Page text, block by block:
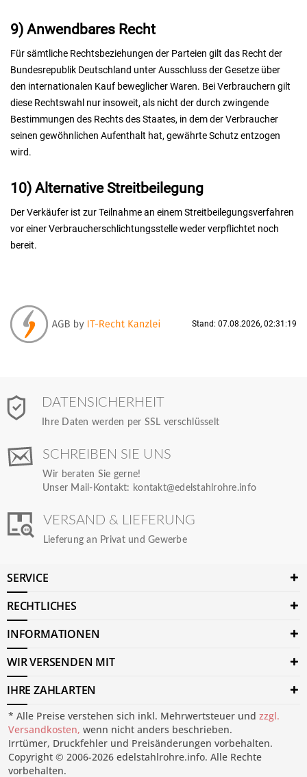
9) Anwendbares Recht
Für sämtliche Rechtsbeziehungen der Parteien gilt das Recht der
Bundesrepublik Deutschland unter Ausschluss der Gesetze über
den internationalen Kauf beweglicher Waren. Bei Verbrauchern gilt
diese Rechtswahl nur insoweit, als nicht der durch zwingende
Bestimmungen des Rechts des Staates, in dem der Verbraucher
seinen gewöhnlichen Aufenthalt hat, gewährte Schutz entzogen
wird.
10) Alternative Streitbeilegung
Der Verkäufer ist zur Teilnahme an einem Streitbeilegungsverfahren
vor einer Verbraucherschlichtungsstelle weder verpflichtet noch
bereit.
Stand: 07.08.2026, 02:31:19
DATENSICHERHEIT
Ihre Daten werden per SSL verschlüsselt
SCHREIBEN SIE UNS
Wir beraten Sie gerne!
Unser Mail-Kontakt: kontakt@edelstahlrohre.info
VERSAND & LIEFERUNG
Lieferung an Privat und Gewerbe
SERVICE
RECHTLICHES
INFORMATIONEN
WIR VERSENDEN MIT
IHRE ZAHLARTEN
* Alle Preise verstehen sich inkl. Mehrwertsteuer und zzgl.
Versandkosten, wenn nicht anders beschrieben.
Irrtümer, Druckfehler und Preisänderungen vorbehalten.
Copyright © 2006-2026 edelstahlrohre.info. Alle Rechte
vorbehalten.